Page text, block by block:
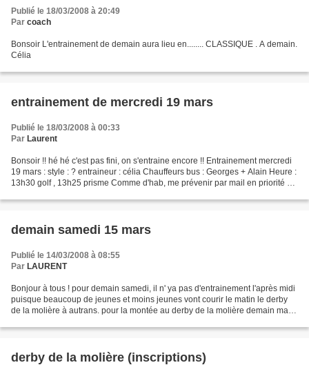
Publié le 18/03/2008 à 20:49
Par coach
Bonsoir L'entrainement de demain aura lieu en........ CLASSIQUE . A demain.
Célia
entrainement de mercredi 19 mars
Publié le 18/03/2008 à 00:33
Par Laurent
Bonsoir !! hé hé c'est pas fini, on s'entraine encore !! Entrainement mercredi
19 mars : style : ? entraineur : célia Chauffeurs bus : Georges + Alain Heure :
13h30 golf , 13h25 prisme Comme d'hab, me prévenir par mail en priorité ou
demain samedi 15 mars
Publié le 14/03/2008 à 08:55
Par LAURENT
Bonjour à tous ! pour demain samedi, il n' ya pas d'entrainement l'après midi
puisque beaucoup de jeunes et moins jeunes vont courir le matin le derby
de la molière à autrans. pour la montée au derby de la molière demain matin
derby de la molière (inscriptions)